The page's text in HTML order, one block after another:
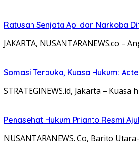
Ratusan Senjata Api dan Narkoba
JAKARTA, NUSANTARANEWS.co
Somasi Terbuka, Kuasa Hukum:
STRATEGINEWS.id, Jakarta –
Penasehat Hukum Prianto Resmi
NUSANTARANEWS. Co, Barito